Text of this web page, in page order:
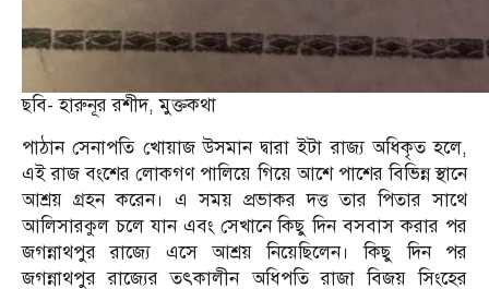
ছবি- হারুনূর রশীদ, মুক্তকথা
পাঠান সেনাপতি খোয়াজ উসমান দ্বারা ইটা রাজ্য অধিকৃত হলে,
এই রাজ বংশের লোকগণ পালিয়ে গিয়ে আশে পাশের বিভিন্ন স্থানে
আশ্রয় গ্রহন করেন। এ সময় প্রভাকর দত্ত তার পিতার সাথে
আলিসারকুল চলে যান এবং সেখানে কিছু দিন বসবাস করার পর
জগন্নাথপুর রাজ্যে এসে আশ্রয় নিয়েছিলেন। কিছু দিন পর
জগন্নাথপুর রাজ্যের তৎকালীন অধিপতি রাজা বিজয় সিংহের